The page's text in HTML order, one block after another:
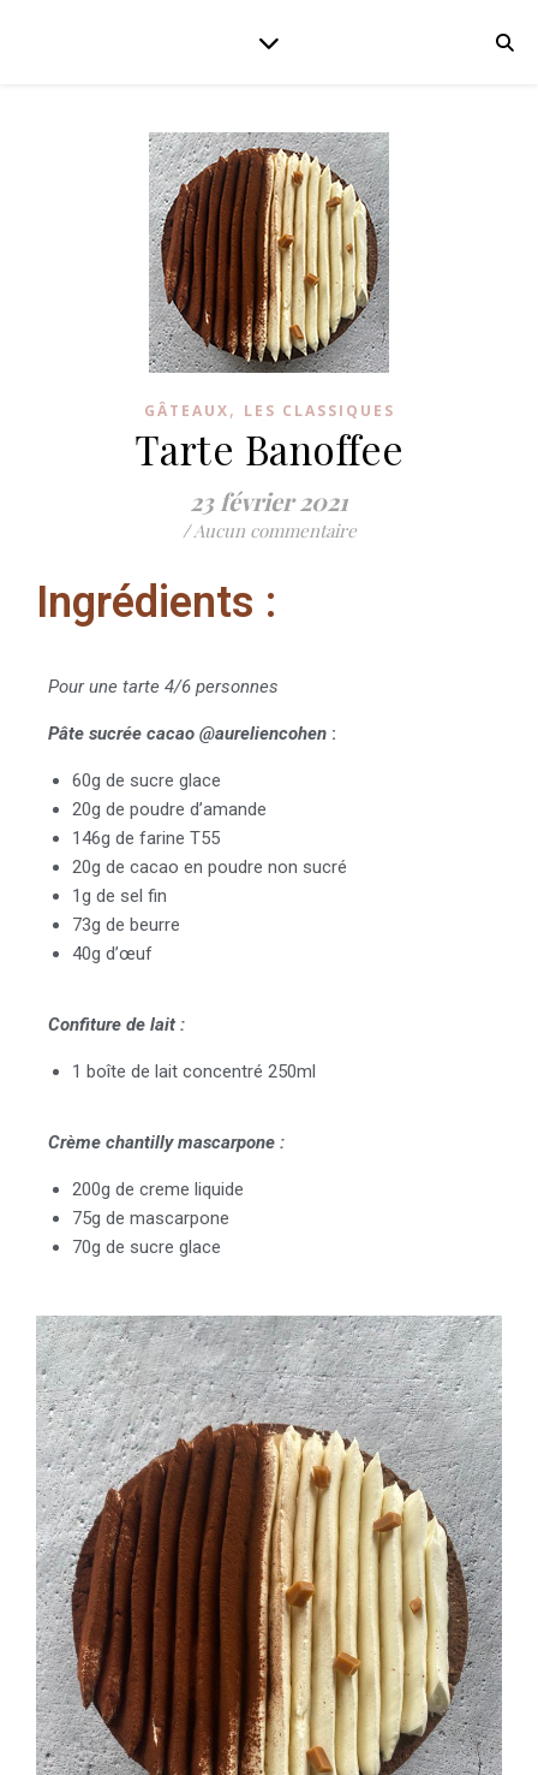
GÂTEAUX, LES CLASSIQUES
Tarte Banoffee
23 février 2021
/Aucun commentaire
Ingrédients :
Pour une tarte 4/6 personnes
Pâte sucrée cacao @aureliencohen :
60g de sucre glace
20g de poudre d’amande
146g de farine T55
20g de cacao en poudre non sucré
1g de sel fin
73g de beurre
40g d’œuf
Confiture de lait :
1 boîte de lait concentré 250ml
Crème chantilly mascarpone :
200g de creme liquide
75g de mascarpone
70g de sucre glace